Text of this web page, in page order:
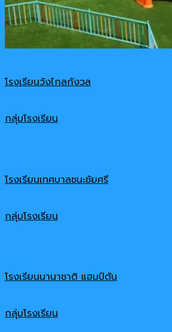
โรงเรียนวังไกลกังวล
กลุ่มโรงเรียน
โรงเรียนเทศบาลชนะชัยศรี
กลุ่มโรงเรียน
โรงเรียนนานาชาติ แฮมป์ตัน
กลุ่มโรงเรียน